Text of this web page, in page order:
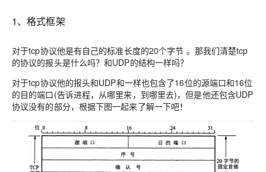
1、格式框架
对于tcp协议他是有自己的标准长度的20个字节 。 那我们清楚tcp
的协议的报头是什么吗？和UDP的结构一样吗？
对于tcp协议他的报头和UDP和一样也包含了16位的源端口和16位
的目的端口(告诉进程，从哪里来，到哪里去)，但是他还包含UDP
协议没有的部分，根据下图一起来了解一下吧！